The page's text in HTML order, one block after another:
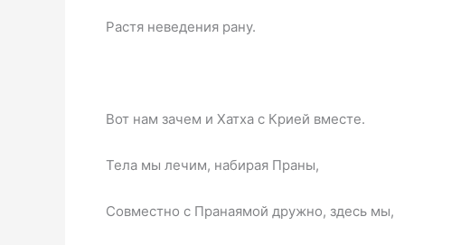
Растя неведения рану.
Вот нам зачем и Хатха с Крией вместе.
Тела мы лечим, набирая Праны,
Совместно с Пранаямой дружно, здесь мы,